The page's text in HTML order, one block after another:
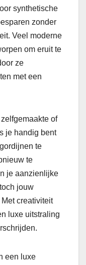
synthetische
zonder
Veel moderne
om eruit te
ze
met een
of
je handig bent
te
te
je aanzienlijke
jouw
creativiteit
luxe uitstraling
een luxe